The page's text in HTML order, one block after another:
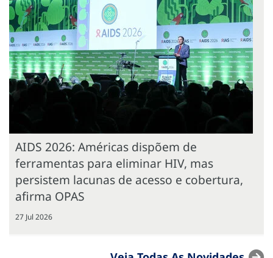
AIDS 2026: Américas dispõem de
ferramentas para eliminar HIV, mas
persistem lacunas de acesso e cobertura,
afirma OPAS
27 Jul 2026